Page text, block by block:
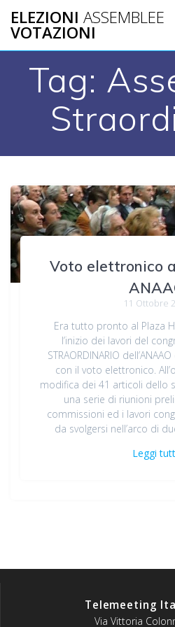
al
ELEZIONI ASSEMBLEE
VOTAZIONI
Tag:
Voto elettronico
11 Ottobre
Era tutto pronto al Plaza
l’inizio dei lavori del
STRAORDINARIO
con il voto elettronico.
modifica dei 41 articoli dello
una serie di riunioni
commissioni ed i lavori
da svolgersi nell’arco di
Leggi
Telemeeting
Via Vittoria